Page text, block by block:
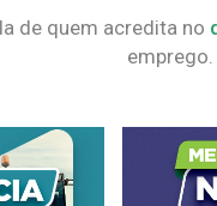
de quem acredita no